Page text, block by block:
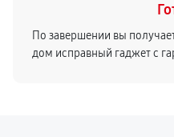
По завершении вы
дом исправный гаджет с